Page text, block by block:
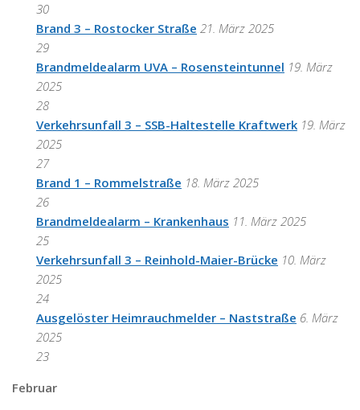
30
Brand 3 – Rostocker Straße 21. März 2025
29
Brandmeldealarm UVA – Rosensteintunnel 19. März
2025
28
Verkehrsunfall 3 – SSB-Haltestelle Kraftwerk 19. März
2025
27
Brand 1 – Rommelstraße 18. März 2025
26
Brandmeldealarm – Krankenhaus 11. März 2025
25
Verkehrsunfall 3 – Reinhold-Maier-Brücke 10. März
2025
24
Ausgelöster Heimrauchmelder – Naststraße 6. März
2025
23
Februar